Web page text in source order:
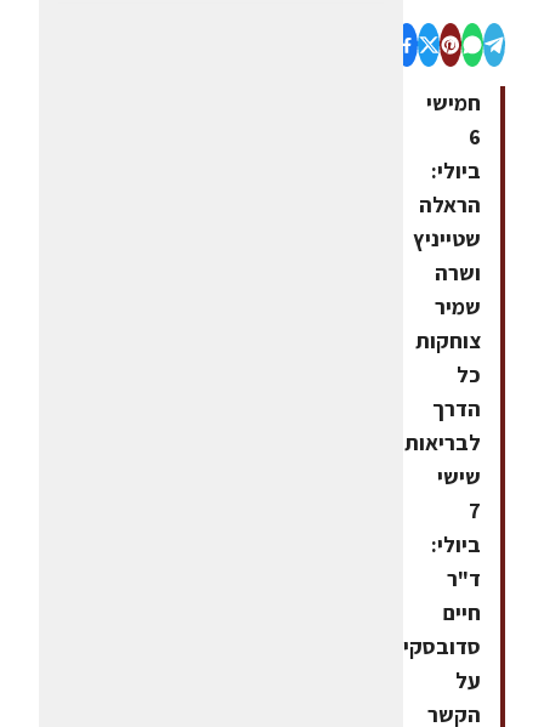
חמישי
6
ביולי:
הראלה
שטייניץ
ושרה
שמיר
צוחקות
כל
הדרך
לבריאות;
שישי
7
ביולי:
ד"ר
חיים
סדובסקי
על
הקשר